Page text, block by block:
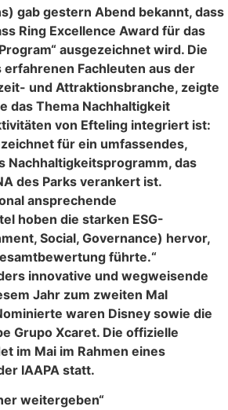
gab gestern Abend bekannt, dass
Ring Excellence Award für das
ausgezeichnet wird. Die
erfahrenen Fachleuten aus der
und Attraktionsbranche, zeigte
das Thema Nachhaltigkeit
von Efteling integriert ist:
für ein umfassendes,
Nachhaltigkeitsprogramm, das
des Parks verankert ist.
ansprechende
hoben die starken ESG-
Social, Governance) hervor,
führte.“
innovative und wegweisende
Jahr zum zweiten Mal
waren Disney sowie die
Grupo Xcaret. Die offizielle
im Mai im Rahmen eines
IAAPA statt.
weitergeben“